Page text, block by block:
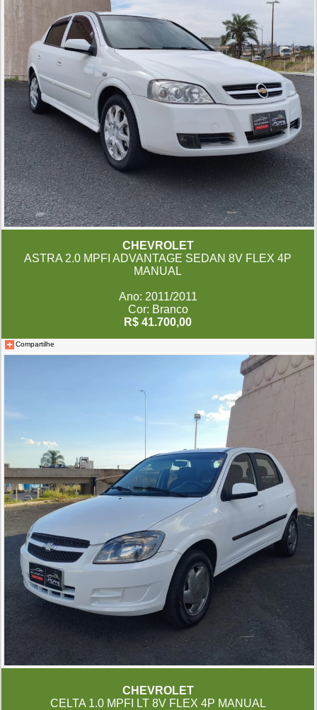
CHEVROLET
ASTRA 2.0 MPFI ADVANTAGE SEDAN 8V FLEX 4P
MANUAL
Ano: 2011/2011
Cor: Branco
R$ 41.700,00
Compartilhe
CHEVROLET
CELTA 1.0 MPFI LT 8V FLEX 4P MANUAL